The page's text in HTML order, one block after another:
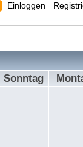
Einloggen
Sonntag